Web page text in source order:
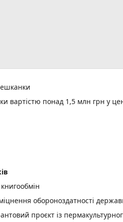
вартістю понад 1,5 млн грн у
обороноздатності
проєкт із